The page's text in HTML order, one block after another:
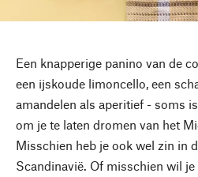
Een knapperige panino van de
een ijskoude limoncello, een
amandelen als aperitief - soms
om je te laten dromen van het
Misschien heb je ook wel zin in
Scandinavië. Of misschien wil